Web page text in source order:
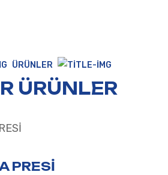
ÜRÜNLER
ÜRÜNLER
PRESİ